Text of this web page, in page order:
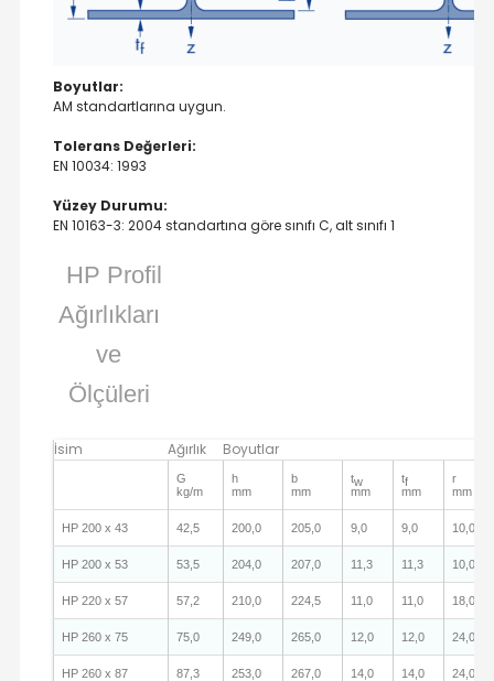
Boyutlar:
AM standartlarına uygun.
Tolerans Değerleri:
EN 10034: 1993
Yüzey Durumu:
EN 10163-3: 2004 standartına göre sınıfı C, alt sınıfı 1
HP Profil
Ağırlıkları
ve
Ölçüleri
İsim Ağırlık Boyutlar
G
kg/m
h
mm
b
mm
tw
mm
tf
mm
r
mm
HP 200 x 43 42,5 200,0 205,0 9,0 9,0 10,0
HP 200 x 53 53,5 204,0 207,0 11,3 11,3 10,0
HP 220 x 57 57,2 210,0 224,5 11,0 11,0 18,0
HP 260 x 75 75,0 249,0 265,0 12,0 12,0 24,0
HP 260 x 87 87,3 253,0 267,0 14,0 14,0 24,0